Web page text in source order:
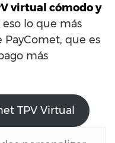
virtual cómodo y
eso lo que más
que es
más
TPV Virtual